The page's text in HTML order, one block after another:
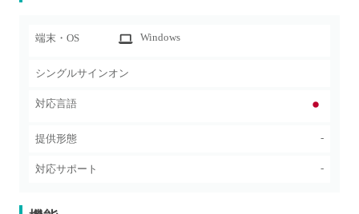
端末・OS Windows
シングルサインオン
対応言語
提供形態 -
対応サポート -